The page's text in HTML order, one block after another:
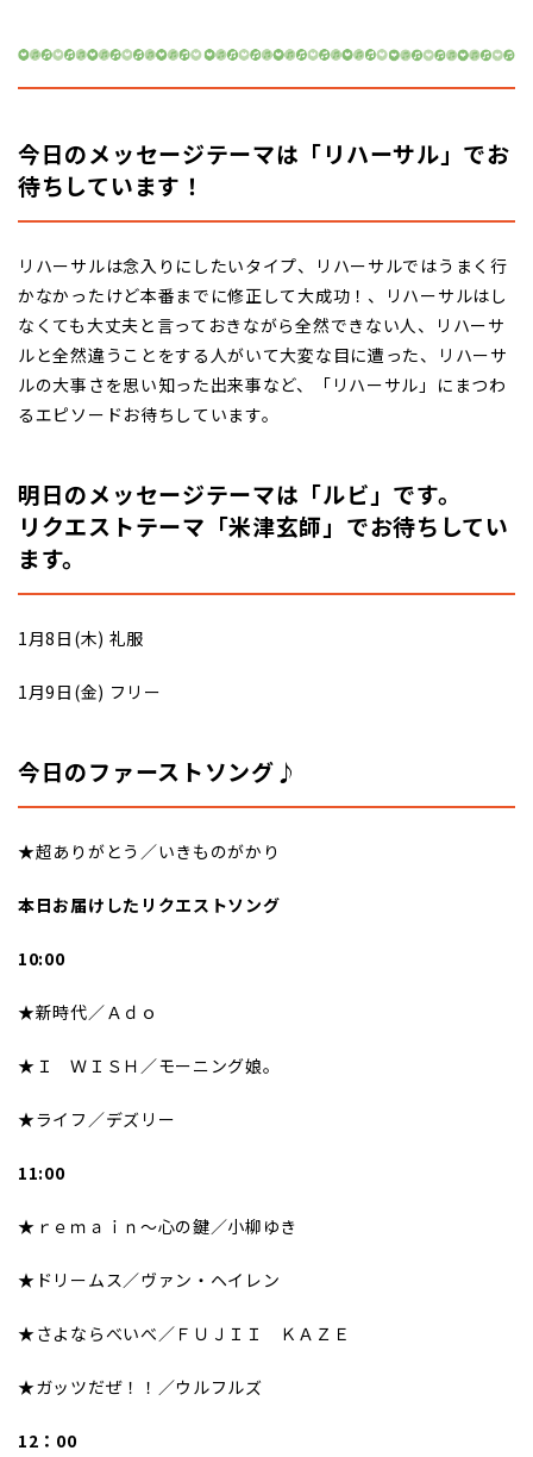
今日のメッセージテーマは「リハーサル」でお
待ちしています！
リハーサルは念入りにしたいタイプ、リハーサルではうまく行
かなかったけど本番までに修正して大成功！、リハーサルはし
なくても大丈夫と言っておきながら全然できない人、リハーサ
ルと全然違うことをする人がいて大変な目に遭った、リハーサ
ルの大事さを思い知った出来事など、「リハーサル」にまつわ
るエピソードお待ちしています。
明日のメッセージテーマは「ルビ」です。
リクエストテーマ「米津玄師」でお待ちしてい
ます。
1月8日(木) 礼服
1月9日(金) フリー
今日のファーストソング♪
★超ありがとう／いきものがかり
本日お届けしたリクエストソング
10:00
★新時代／Ａｄｏ
★Ｉ ＷＩＳＨ／モーニング娘。
★ライフ／デズリー
11:00
★ｒｅｍａｉｎ〜心の鍵／小柳ゆき
★ドリームス／ヴァン・ヘイレン
★さよならべいべ／ＦＵＪＩＩ ＫＡＺＥ
★ガッツだぜ！！／ウルフルズ
12：00